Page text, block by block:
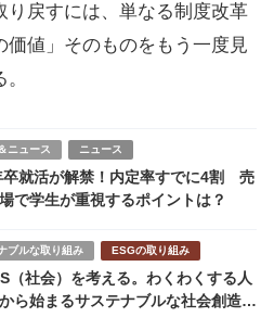
り戻すには、単なる制度改革
価値」そのものをもう一度見
ニュース ニュース
卒就活が解禁！内定率すでに4割 売
で学生が重視するポイントは？
ブルな取り組み ESGの取り組み
（社会）を考える。わくわくする人
ら始まるサステナブルな社会創造を